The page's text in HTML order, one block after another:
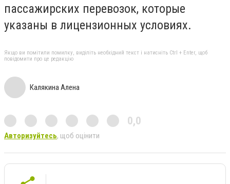
пассажирских перевозок, которые
указаны в лицензионных условиях.
Якщо ви помітили помилку, виділіть необхідний текст і натисніть Ctrl + Enter, щоб
повідомити про це редакцію
Калякина Алена
0,0
Авторизуйтесь, щоб оцінити